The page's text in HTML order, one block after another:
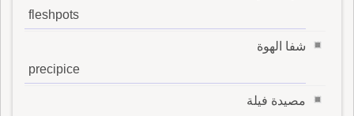
fleshpots
شفا الهوة
precipice
مصيدة فيلة